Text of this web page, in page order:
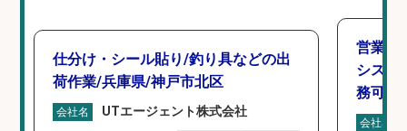
仕分け・シール貼り/釣り具などの出
荷作業/兵庫県/神戸市北区
会社名 UTエージェント株式会社
営業事
シスタ
務可/
会社名